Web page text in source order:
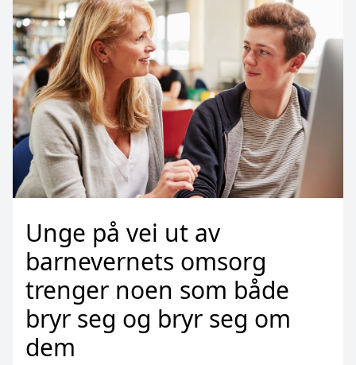
Unge på vei ut av
barnevernets omsorg
trenger noen som både
bryr seg og bryr seg om
dem